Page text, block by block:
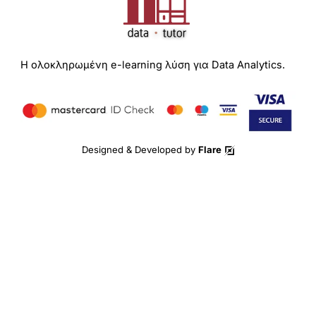
Η ολοκληρωμένη e-learning λύση για Data Analytics.
Designed & Developed by Flare